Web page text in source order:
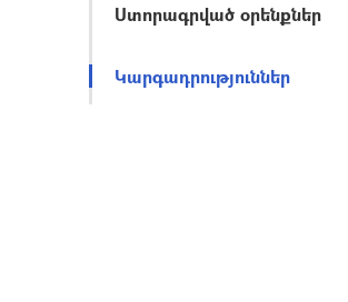
Ստորագրված օրենքներ
Կարգադրություններ